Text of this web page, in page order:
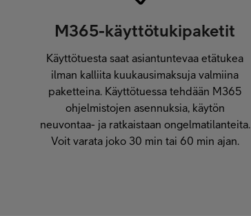
M365-käyttötukipaketit
Käyttötuesta saat asiantuntevaa etätukea
ilman kalliita kuukausimaksuja valmiina
paketteina. Käyttötuessa tehdään M365
ohjelmistojen asennuksia, käytön
neuvontaa- ja ratkaistaan ongelmatilanteita.
Voit varata joko 30 min tai 60 min ajan.